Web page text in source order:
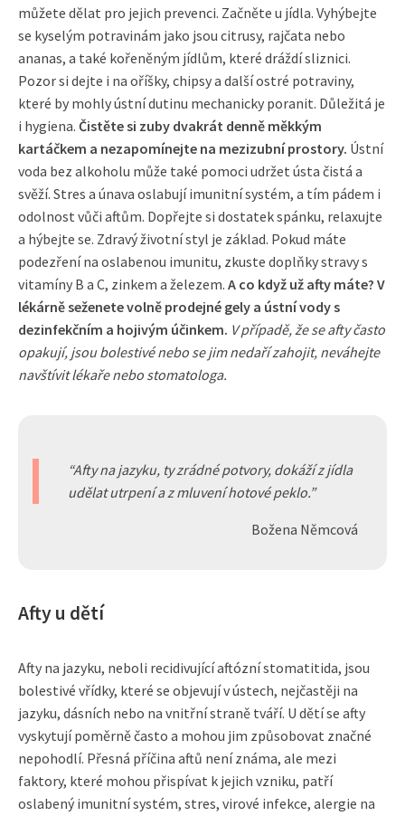
můžete dělat pro jejich prevenci. Začněte u jídla. Vyhýbejte
se kyselým potravinám jako jsou citrusy, rajčata nebo
ananas, a také kořeněným jídlům, které dráždí sliznici.
Pozor si dejte i na oříšky, chipsy a další ostré potraviny,
které by mohly ústní dutinu mechanicky poranit. Důležitá je
i hygiena. Čistěte si zuby dvakrát denně měkkým
kartáčkem a nezapomínejte na mezizubní prostory. Ústní
voda bez alkoholu může také pomoci udržet ústa čistá a
svěží. Stres a únava oslabují imunitní systém, a tím pádem i
odolnost vůči aftům. Dopřejte si dostatek spánku, relaxujte
a hýbejte se. Zdravý životní styl je základ. Pokud máte
podezření na oslabenou imunitu, zkuste doplňky stravy s
vitamíny B a C, zinkem a železem. A co když už afty máte? V
lékárně seženete volně prodejné gely a ústní vody s
dezinfekčním a hojivým účinkem. V případě, že se afty často
opakují, jsou bolestivé nebo se jim nedaří zahojit, neváhejte
navštívit lékaře nebo stomatologa.
Afty na jazyku, ty zrádné potvory, dokáží z jídla
udělat utrpení a z mluvení hotové peklo.
Božena Němcová
Afty u dětí
Afty na jazyku, neboli recidivující aftózní stomatitida, jsou
bolestivé vřídky, které se objevují v ústech, nejčastěji na
jazyku, dásních nebo na vnitřní straně tváří. U dětí se afty
vyskytují poměrně často a mohou jim způsobovat značné
nepohodlí. Přesná příčina aftů není známa, ale mezi
faktory, které mohou přispívat k jejich vzniku, patří
oslabený imunitní systém, stres, virové infekce, alergie na